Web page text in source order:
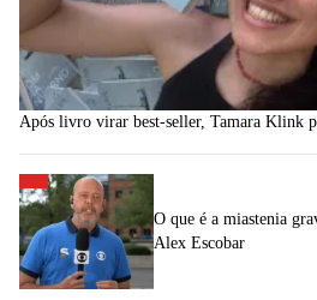
Após livro virar best-seller, Tamara Klink
O que é a miastenia
Alex Escobar